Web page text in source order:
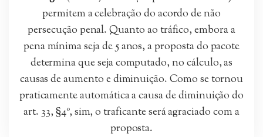
permitem a celebração do acordo de não
persecução penal. Quanto ao tráfico, embora a
pena mínima seja de 5 anos, a proposta do pacote
determina que seja computado, no cálculo, as
causas de aumento e diminuição. Como se tornou
praticamente automática a causa de diminuição do
art. 33, §4º, sim, o traficante será agraciado com a
proposta.